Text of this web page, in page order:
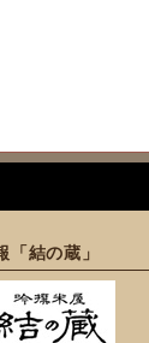
「結の蔵」